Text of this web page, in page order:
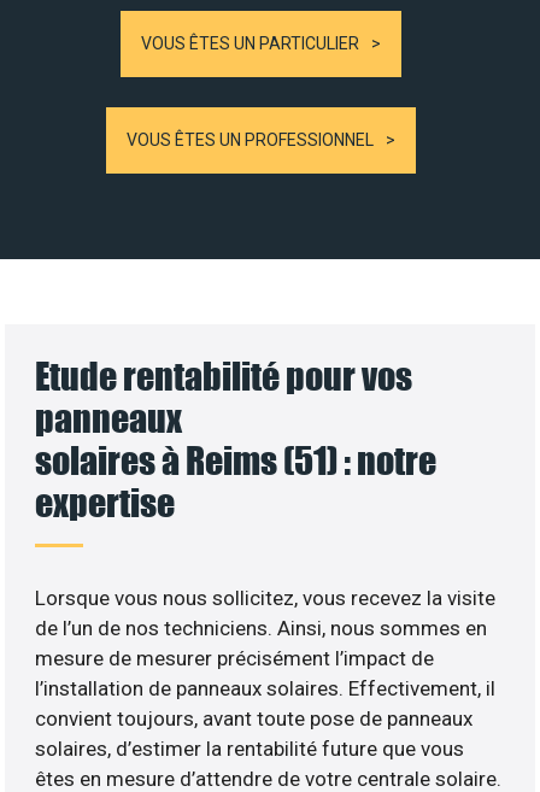
VOUS ÊTES UN PARTICULIER
VOUS ÊTES UN PROFESSIONNEL
Etude rentabilité pour vos
panneaux
solaires à Reims (51) : notre
expertise
Lorsque vous nous sollicitez, vous recevez la visite
de l’un de nos techniciens. Ainsi, nous sommes en
mesure de mesurer précisément l’impact de
l’installation de panneaux solaires. Effectivement, il
convient toujours, avant toute pose de panneaux
solaires, d’estimer la rentabilité future que vous
êtes en mesure d’attendre de votre centrale solaire.